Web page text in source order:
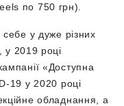
по 750 грн).
у дуже різних
, у 2019 році
«Доступна
19 у 2020 році
обладнання, а